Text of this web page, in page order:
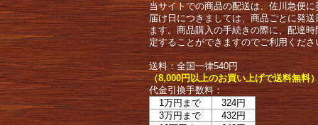
当サイトでの商品の配送は、佐川急便
届け日につきましては、商品ごとに発
ます。商品購入の手続きの際に、配達
定することができますのでご利用くださ
送料：全国一律540円
（8,000円以上のお買い上げで送料無料
代金引換手数料：
1万円まで
324円
3万円まで
432円